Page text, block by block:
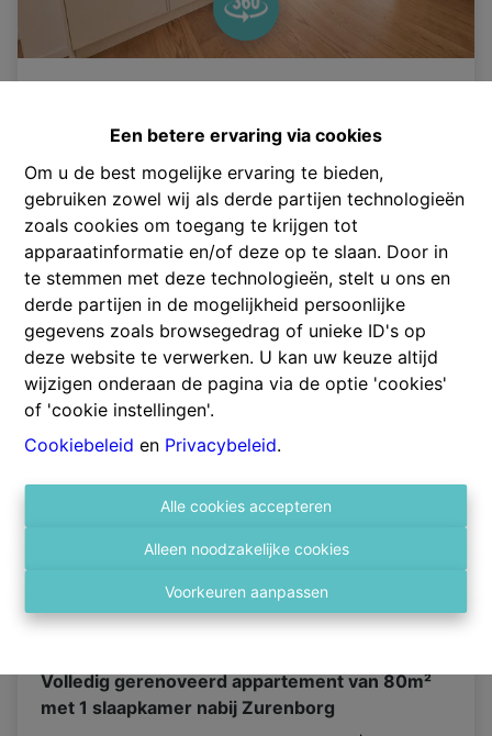
Een betere ervaring via cookies
Om u de best mogelijke ervaring te bieden,
gebruiken zowel wij als derde partijen technologieën
zoals cookies om toegang te krijgen tot
apparaatinformatie en/of deze op te slaan. Door in
te stemmen met deze technologieën, stelt u ons en
derde partijen in de mogelijkheid persoonlijke
gegevens zoals browsegedrag of unieke ID's op
deze website te verwerken. U kan uw keuze altijd
wijzigen onderaan de pagina via de optie 'cookies'
of 'cookie instellingen'.
Cookiebeleid en Privacybeleid.
Alle cookies accepteren
Alleen noodzakelijke cookies
Voorkeuren aanpassen
€ 225.000
1 1 47 m²
OPTIE
Volledig gerenoveerd appartement van 80m²
met 1 slaapkamer nabij Zurenborg